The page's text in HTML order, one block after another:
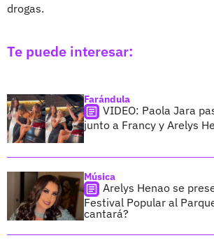
drogas.
Te puede interesar:
Farándula
VIDEO: Paola Jara
junto a Francy y Arelys
Música
Arelys Henao se
Festival Popular al
cantará?